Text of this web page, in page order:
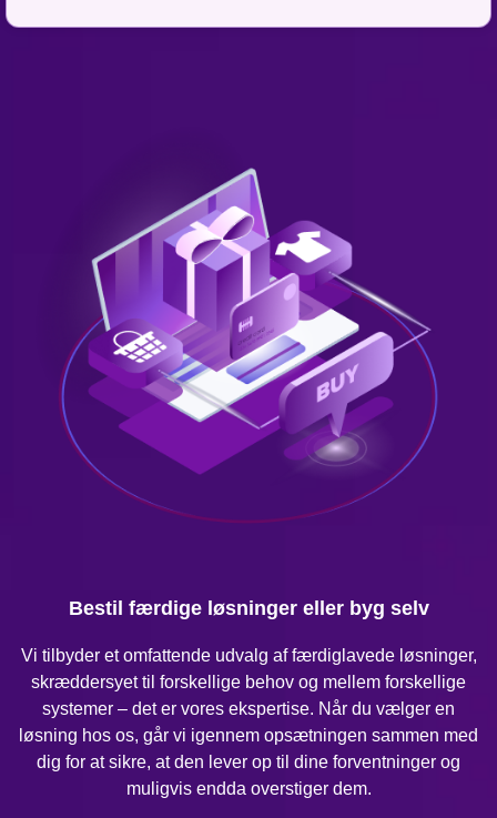
Bestil færdige løsninger eller byg selv
Vi tilbyder et omfattende udvalg af færdiglavede løsninger,
skræddersyet til forskellige behov og mellem forskellige
systemer – det er vores ekspertise. Når du vælger en
løsning hos os, går vi igennem opsætningen sammen med
dig for at sikre, at den lever op til dine forventninger og
muligvis endda overstiger dem.